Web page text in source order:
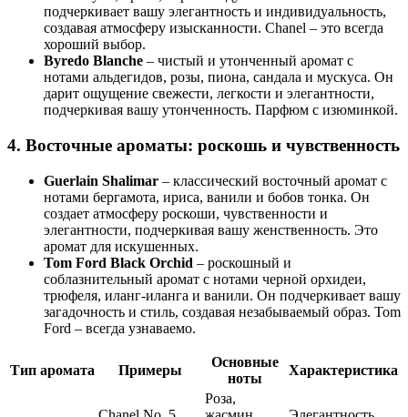
подчеркивает вашу элегантность и индивидуальность,
создавая атмосферу изысканности. Chanel – это всегда
хороший выбор.
Byredo Blanche – чистый и утонченный аромат с
нотами альдегидов, розы, пиона, сандала и мускуса. Он
дарит ощущение свежести, легкости и элегантности,
подчеркивая вашу утонченность. Парфюм с изюминкой.
4. Восточные ароматы: роскошь и чувственность
Guerlain Shalimar – классический восточный аромат с
нотами бергамота, ириса, ванили и бобов тонка. Он
создает атмосферу роскоши, чувственности и
элегантности, подчеркивая вашу женственность. Это
аромат для искушенных.
Tom Ford Black Orchid – роскошный и
соблазнительный аромат с нотами черной орхидеи,
трюфеля, иланг-иланга и ванили. Он подчеркивает вашу
загадочность и стиль, создавая незабываемый образ. Tom
Ford – всегда узнаваемо.
Тип аромата Примеры
Основные
ноты
Характеристика
Роза,